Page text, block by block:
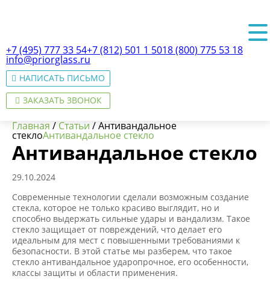
+7 (495) 777 33 54+7 (812) 501 1 5018 (800) 775 53 18
info@priorglass.ru
НАПИСАТЬ ПИСЬМО
ЗАКАЗАТЬ ЗВОНОК
О нас
Главная / Статьи /Антивандальное
стеклоАнтивандальное стекло
Антивандальное стекло
29.10.2024
Современные технологии сделали возможным создание
стекла, которое не только красиво выглядит, но и
способно выдержать сильные удары и вандализм. Такое
стекло защищает от повреждений, что делает его
идеальным для мест с повышенными требованиями к
безопасности. В этой статье мы разберем, что такое
стекло антивандальное ударопрочное, его особенности,
классы защиты и области применения.